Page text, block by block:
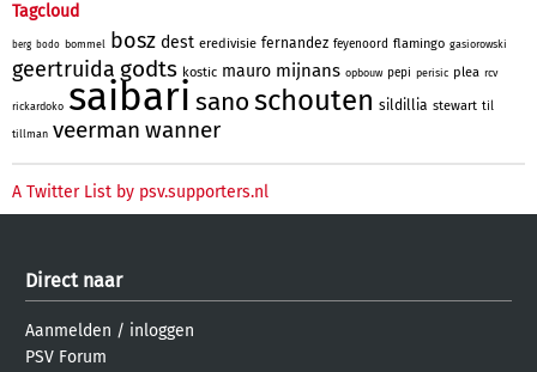
Tagcloud
berg bodo bommel bosz dest eredivisie fernandez feyenoord flamingo gasiorowski
geertruida godts kostic mauro mijnans opbouw pepi perisic plea rcv
rickardoko saibari sanoschouten sildillia stewart til
tillman veerman wanner
A Twitter List by psv.supporters.nl
Direct naar
Aanmelden / inloggen
PSV Forum